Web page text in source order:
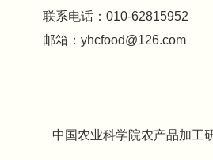
联系电话：010-62815952
邮箱：yhcfood@126.com
中国农业科学院农产品加工